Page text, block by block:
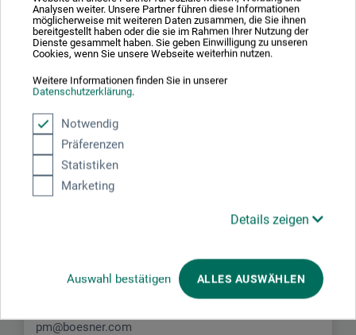
Analysen weiter. Unsere Partner führen diese Informationen
möglicherweise mit weiteren Daten zusammen, die Sie ihnen
bereitgestellt haben oder die sie im Rahmen Ihrer Nutzung der
Dienste gesammelt haben. Sie geben Einwilligung zu unseren
Cookies, wenn Sie unsere Webseite weiterhin nutzen.
Weitere Informationen finden Sie in unserer
Datenschutzerklärung.
Notwendig
Präferenzen
Statistiken
Marketing
Details zeigen
Auswahl bestätigen ALLES AUSWÄHLEN
Hersteller-Kontakt
Hier finden Sie die Kontaktdaten des Herstellers zu
boesner GmbH holding + innovations
pm@boesner.com